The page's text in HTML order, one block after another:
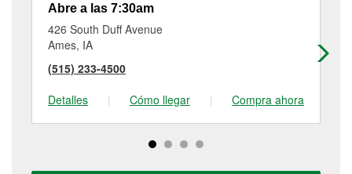
Abre a las 7:30am
426 South Duff Avenue
Ames, IA
(515) 233-4500
Detalles
| Cómo llegar | Compra ahora